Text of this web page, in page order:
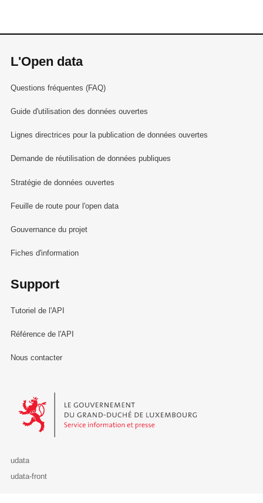
L'Open data
Questions fréquentes (FAQ)
Guide d'utilisation des données ouvertes
Lignes directrices pour la publication de données ouvertes
Demande de réutilisation de données publiques
Stratégie de données ouvertes
Feuille de route pour l'open data
Gouvernance du projet
Fiches d'information
Support
Tutoriel de l'API
Référence de l'API
Nous contacter
Le Gouvernement du Grand-Duché de Luxembourg - Service
udata
udata-front